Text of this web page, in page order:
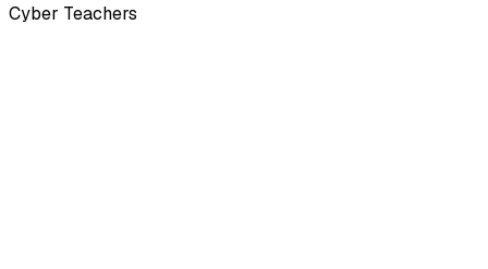
Cyber Teachers